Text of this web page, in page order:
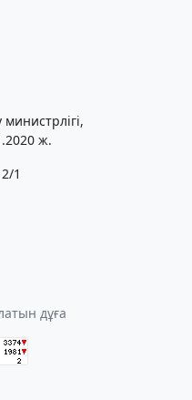
ж.
1
дұға